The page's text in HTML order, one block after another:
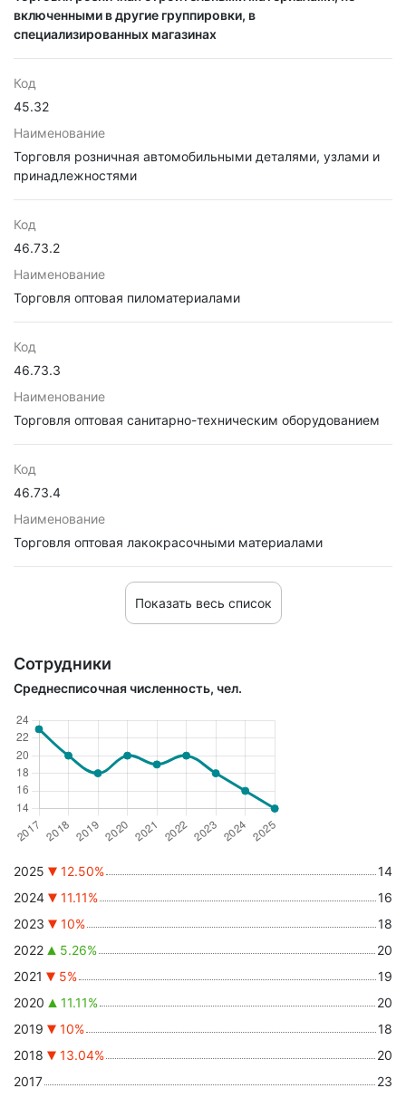
включенными в другие группировки, в
специализированных магазинах
Код
45.32
Наименование
Торговля розничная автомобильными деталями, узлами и
принадлежностями
Код
46.73.2
Наименование
Торговля оптовая пиломатериалами
Код
46.73.3
Наименование
Торговля оптовая санитарно-техническим оборудованием
Код
46.73.4
Наименование
Торговля оптовая лакокрасочными материалами
Показать весь список
Сотрудники
Среднесписочная численность, чел.
2025 12.50%
14
2024
11.11%
16
2023
10%
18
2022
5.26%
20
2021
5%
19
2020
11.11%
20
2019
10%
18
2018
13.04%
20
2017
23